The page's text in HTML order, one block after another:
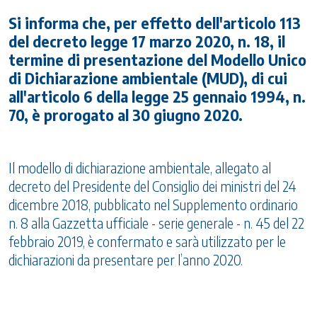
Si informa che, per effetto dell'articolo 113
del decreto legge 17 marzo 2020, n. 18, il
termine di presentazione del Modello Unico
di Dichiarazione ambientale (MUD), di cui
all'articolo 6 della legge 25 gennaio 1994, n.
70, è prorogato al 30 giugno 2020.
Il modello di dichiarazione ambientale, allegato al
decreto del Presidente del Consiglio dei ministri del 24
dicembre 2018, pubblicato nel Supplemento ordinario
n. 8 alla Gazzetta ufficiale - serie generale - n. 45 del 22
febbraio 2019, è confermato e sarà utilizzato per le
dichiarazioni da presentare per l’anno 2020.